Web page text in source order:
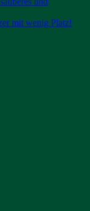
mit wenig Platz!